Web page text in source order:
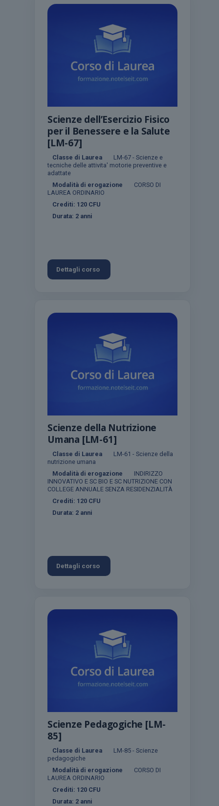
Scienze dell’Esercizio Fisico
per il Benessere e la Salute
[LM-67]
Classe di Laurea
LM-67 - Scienze e
tecniche delle attivita' motorie preventive e
adattate
Modalità di erogazione
CORSO DI
LAUREA ORDINARIO
Crediti: 120 CFU
Durata: 2 anni
Dettagli corso
Scienze della Nutrizione
Umana [LM-61]
Classe di Laurea
LM-61 - Scienze della
nutrizione umana
Modalità di erogazione
INDIRIZZO
INNOVATIVO E SC BIO E SC NUTRIZIONE CON
COLLEGE ANNUALE SENZA RESIDENZIALITÀ
Crediti: 120 CFU
Durata: 2 anni
Dettagli corso
Scienze Pedagogiche [LM-
85]
Classe di Laurea
LM-85 - Scienze
pedagogiche
Modalità di erogazione
CORSO DI
LAUREA ORDINARIO
Crediti: 120 CFU
Durata: 2 anni